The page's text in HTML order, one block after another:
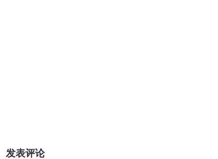
发表评论